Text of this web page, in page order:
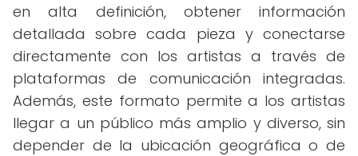
en alta definición, obtener información
detallada sobre cada pieza y conectarse
directamente con los artistas a través de
plataformas de comunicación integradas.
Además, este formato permite a los artistas
llegar a un público más amplio y diverso, sin
depender de la ubicación geográfica o de